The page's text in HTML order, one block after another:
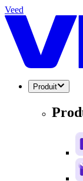
Veed
Produit